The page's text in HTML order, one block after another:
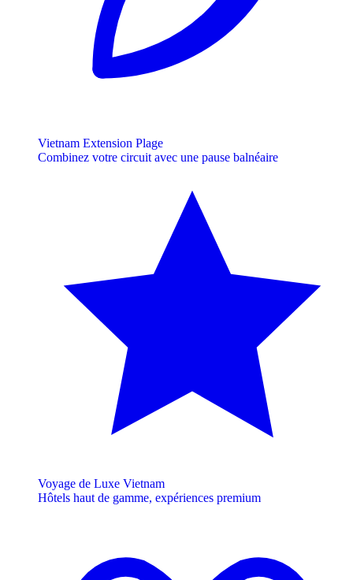
Vietnam Extension Plage
Combinez votre circuit avec une pause balnéaire
Voyage de Luxe Vietnam
Hôtels haut de gamme, expériences premium